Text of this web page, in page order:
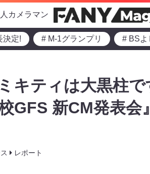
カメラマン
決定! # M-1グランプリ # BSよ
キティは大黒柱
GFS 新CM発表
レポート